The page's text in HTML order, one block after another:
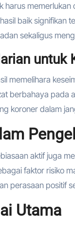
harus
baik signifikan
sekaligus
untuk
memelihara
berbahaya pada
koroner dalam
aktif juga
faktor risiko
perasaan positif
Utama